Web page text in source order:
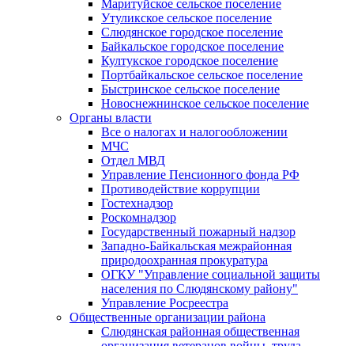
Маритуйское сельское поселение
Утуликское сельское поселение
Слюдянское городское поселение
Байкальское городское поселение
Култукское городское поселение
Портбайкальское сельское поселение
Быстринское сельское поселение
Новоснежнинское сельское поселение
Органы власти
Все о налогах и налогообложении
МЧС
Отдел МВД
Управление Пенсионного фонда РФ
Противодействие коррупции
Гостехнадзор
Роскомнадзор
Государственный пожарный надзор
Западно-Байкальская межрайонная
природоохранная прокуратура
ОГКУ "Управление социальной защиты
населения по Слюдянскому району"
Управление Росреестра
Общественные организации района
Слюдянская районная общественная